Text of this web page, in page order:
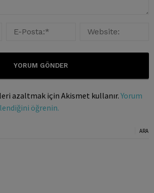
azaltmak için Akismet kullanır. Yorum
öğrenin.